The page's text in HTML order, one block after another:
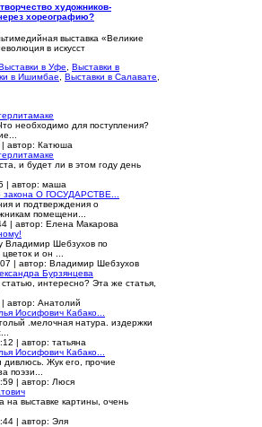
художников-
хореографию?
выставка «Великие
в искусст
в Уфе
Выставки в
в Ишимбае Выставки в Салавате
необходимо для поступления?
| автор: Катюша
и будет ли в этом году день
| автор: маша
закона О ГОСУДАРСТВЕ...
и подтверждения о
помещени...
| автор: Елена Макарова
Владимир Шебзухов по
и он ...
| автор: Владимир Шебзухов
Бурзянцева
статью, интересно? Эта же статья,
| автор: Анатолий
Иосифович Кабако...
.мелочная натура. издержки
| автор: татьяна
Иосифович Кабако...
Жук его, прочие
поэзи...
| автор: Люся
выставке картины, очень
| автор: Эля